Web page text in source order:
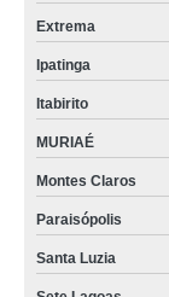
onde vende funil
funil de laboratório
funil de vidro
funil de destilação
sob encomenda funil
onde vende funil de
onde vende funil de
Extrema
Ipatinga
Itabirito
MURIAÉ
Montes Claros
Paraisópolis
Santa Luzia